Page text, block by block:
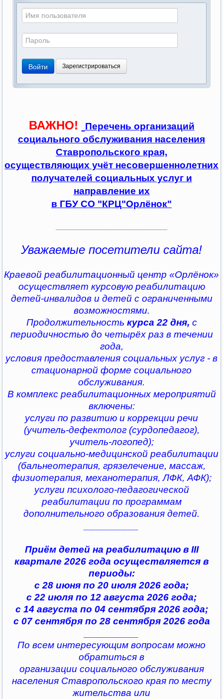
Войти Зарегистрироваться
ВАЖНО!
Перечень организаций
социального обслуживания населения
Ставропольского края,
осуществляющих учёт несовершеннолетних
получателей социальных услуг и
направление их
в ГБУ СО "КРЦ"Орлёнок"
Уважаемые посетители сайта!
Краевой реабилитационный центр «Орлёнок»
осуществляет курсовую реабилитацию
детей-инвалидов и детей с ограниченными
возможностями.
Продолжительность курса 22 дня, с
периодичностью до четырёх раз в течении
года,
условия предоставления социальных услуг - в
стационарной форме социального
обслуживания.
В комплекс реабилитационных мероприятий
включены:
услуги по развитию и коррекции речи
(учитель-дефектолог (сурдопедагог),
учитель-логопед);
услуги социально-медицинской реабилитации
(бальнеотерапия, грязелечение, массаж,
физиотерапия, механотерапия, ЛФК, АФК);
услуги психолого-педагогической
реабилитации по программам
дополнительного образования детей.
Приём детей на реабилитацию в III
квартале 2026 года осуществляется в
периоды:
с 28 июня по 20 июля 2026 года;
с 22 июля по 12 августа 2026 года;
с 14 августа по 04 сентября 2026 года;
с 07 сентября по 28 сентября 2026 года
По всем интересующим вопросам можно
обратиться в
организации социального обслуживания
населения Ставропольского края по месту
жительства или